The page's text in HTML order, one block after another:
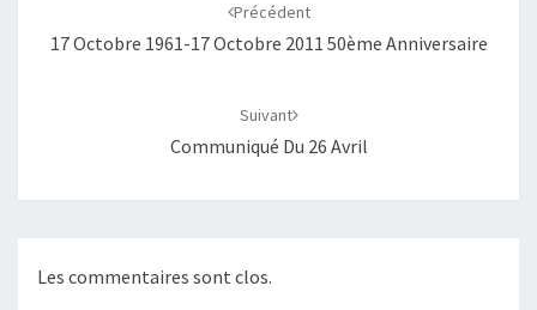
Précédent
17 Octobre 1961-17 Octobre 2011 50ème Anniversaire
Suivant
Communiqué Du 26 Avril
Les commentaires sont clos.